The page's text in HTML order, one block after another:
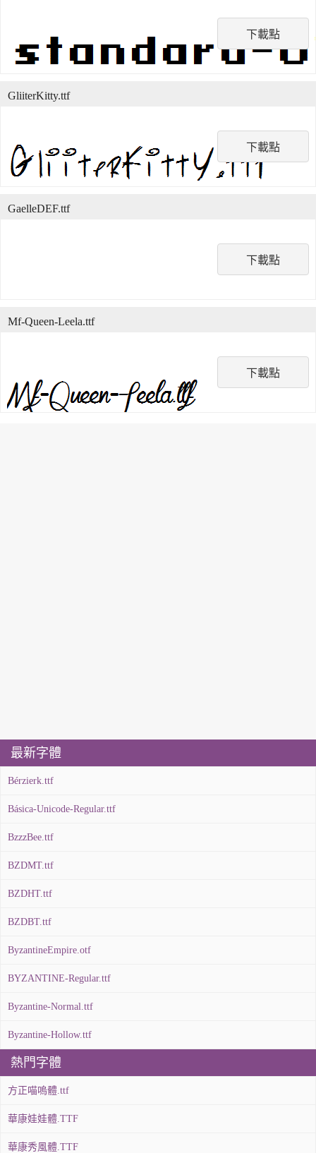
下載點
下載點
GliiterKitty.ttf
下載點
GaelleDEF.ttf
下載點
Mf-Queen-Leela.ttf
最新字體
Bérzierk.ttf
Básica-Unicode-Regular.ttf
BzzzBee.ttf
BZDMT.ttf
BZDHT.ttf
BZDBT.ttf
ByzantineEmpire.otf
BYZANTINE-Regular.ttf
Byzantine-Normal.ttf
Byzantine-Hollow.ttf
熱門字體
方正喵嗚體.ttf
華康娃娃體.TTF
華康秀風體.TTF